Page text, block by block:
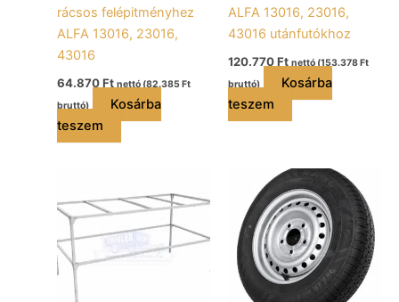
rácsos felépitményhez
ALFA 13016, 23016,
43016
64.870Ft nettó (82.385Ft
bruttó)
Kosárba
teszem
ALFA 13016, 23016,
43016 utánfutókhoz
120.770Ft nettó (153.378Ft
bruttó)
Kosárba
teszem